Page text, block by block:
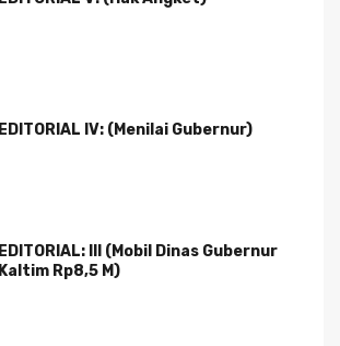
EDITORIAL IV: (Menilai Gubernur)
EDITORIAL: III (Mobil Dinas Gubernur
Kaltim Rp8,5 M)